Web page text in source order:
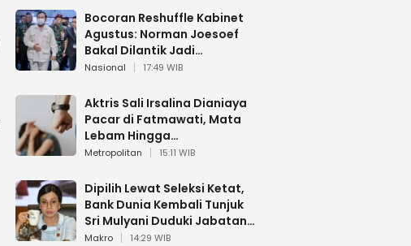
Bocoran Reshuffle Kabinet
Agustus: Norman Joesoef
Bakal Dilantik Jadi
Wamenhan RI
Nasional 17:49 WIB
Aktris Sali Irsalina Dianiaya
Pacar di Fatmawati, Mata
Lebam Hingga
Diselamatkan Polantas
Metropolitan 15:11 WIB
Dipilih Lewat Seleksi Ketat,
Bank Dunia Kembali Tunjuk
Sri Mulyani Duduki Jabatan
Strategis
Makro 14:29 WIB